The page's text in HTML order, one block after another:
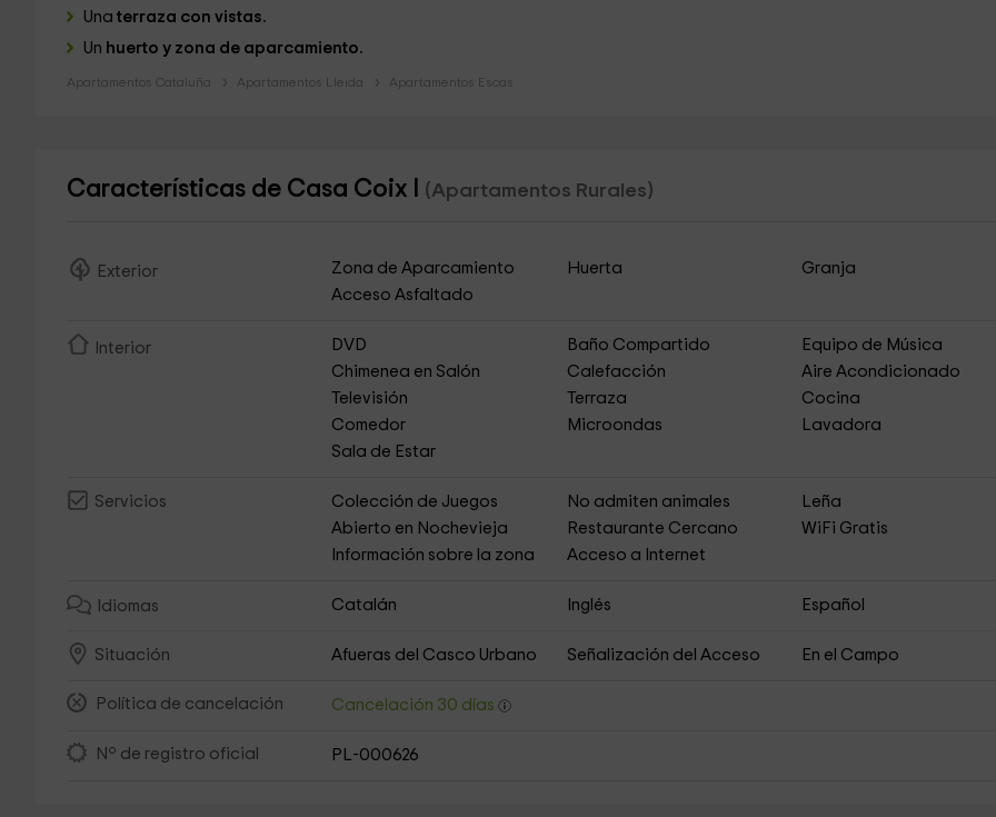
Una terraza con vistas.
Un huerto y zona de aparcamiento.
Apartamentos Cataluña Apartamentos Lleida Apartamentos Escas
Características de Casa Coix I (Apartamentos Rurales)
Exterior Zona de Aparcamiento Huerta
Granja
Acceso Asfaltado
Interior DVD Baño Compartido
Equipo de Música
Chimenea en Salón
Calefacción
Aire Acondicionado
Televisión
Terraza
Cocina
Comedor
Microondas
Lavadora
Sala de Estar
Servicios Colección de Juegos No admiten animales
Leña
Abierto en Nochevieja
Restaurante Cercano
WiFi Gratis
Información sobre la zona
Acceso a Internet
Idiomas Catalán Inglés Español
Situación Afueras del Casco Urbano Señalización del Acceso En el Campo
Política de cancelación Cancelación 30 días
Nº de registro oficial PL-000626